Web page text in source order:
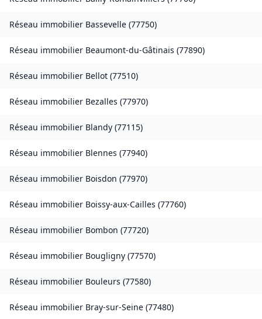
Réseau immobilier Bassevelle (77750)
Réseau immobilier Beaumont-du-Gâtinais (77890)
Réseau immobilier Bellot (77510)
Réseau immobilier Bezalles (77970)
Réseau immobilier Blandy (77115)
Réseau immobilier Blennes (77940)
Réseau immobilier Boisdon (77970)
Réseau immobilier Boissy-aux-Cailles (77760)
Réseau immobilier Bombon (77720)
Réseau immobilier Bougligny (77570)
Réseau immobilier Bouleurs (77580)
Réseau immobilier Bray-sur-Seine (77480)